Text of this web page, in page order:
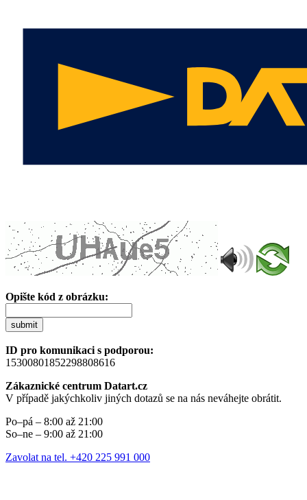
Opište kód z obrázku:
submit
ID pro komunikaci s podporou:
15300801852298808616
Zákaznické centrum Datart.cz
V případě jakýchkoliv jiných dotazů se na nás neváhejte obrátit.
Po–pá – 8:00 až 21:00
So–ne – 9:00 až 21:00
Zavolat na tel. +420 225 991 000